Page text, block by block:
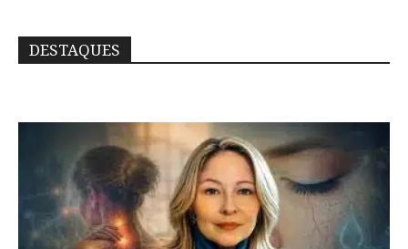
DESTAQUES